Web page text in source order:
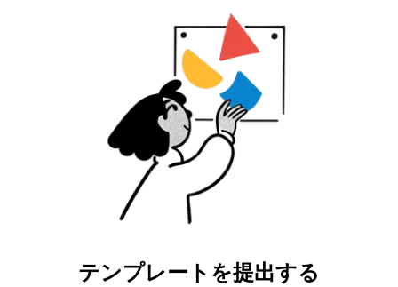
テンプレートを提出する